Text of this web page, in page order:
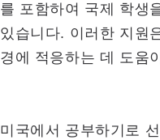
를 포함하여 국제 학생
있습니다. 이러한 지원
경에 적응하는 데 도움
미국에서 공부하기로